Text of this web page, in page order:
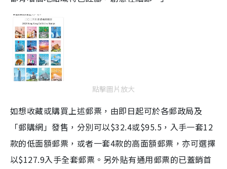
點擊圖片放大
如想收藏或購買上述郵票，由即日起可於各郵政局及
「郵購網」發售，分別可以$32.4或$95.5，入手一套12
款的低面額郵票，或者一套4款的高面額郵票，亦可選擇
以$127.9入手全套郵票。另外貼有通用郵票的已蓋銷首